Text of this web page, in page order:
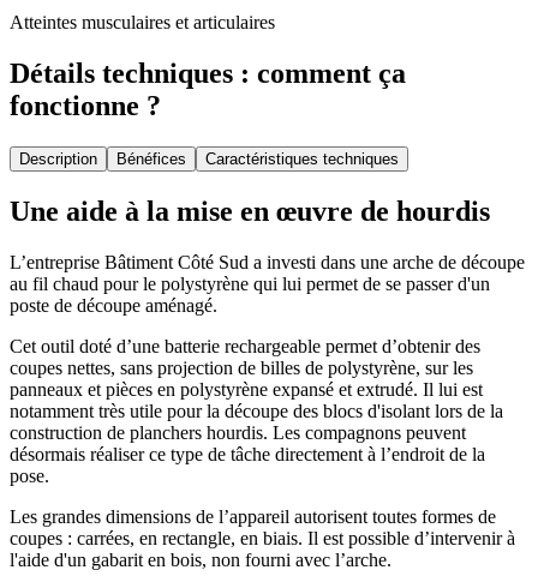
Atteintes musculaires et articulaires
Détails techniques : comment ça
fonctionne ?
Description Bénéfices Caractéristiques techniques
Une aide à la mise en œuvre de hourdis
L’entreprise Bâtiment Côté Sud a investi dans une arche de découpe
au fil chaud pour le polystyrène qui lui permet de se passer d'un
poste de découpe aménagé.
Cet outil doté d’une batterie rechargeable permet d’obtenir des
coupes nettes, sans projection de billes de polystyrène, sur les
panneaux et pièces en polystyrène expansé et extrudé. Il lui est
notamment très utile pour la découpe des blocs d'isolant lors de la
construction de planchers hourdis. Les compagnons peuvent
désormais réaliser ce type de tâche directement à l’endroit de la
pose.
Les grandes dimensions de l’appareil autorisent toutes formes de
coupes : carrées, en rectangle, en biais. Il est possible d’intervenir à
l'aide d'un gabarit en bois, non fourni avec l’arche.